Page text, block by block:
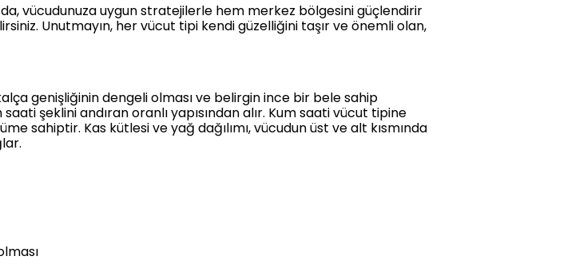
vücudunuza uygun stratejilerle hem merkez bölgesini güçlendirir
Unutmayın, her vücut tipi kendi güzelliğini taşır ve önemli olan,
genişliğinin dengeli olması ve belirgin ince bir bele sahip
şeklini andıran oranlı yapısından alır. Kum saati vücut tipine
sahiptir. Kas kütlesi ve yağ dağılımı, vücudun üst ve alt kısmında